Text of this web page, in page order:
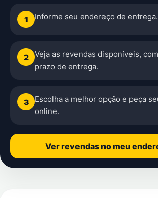
1 Informe seu endereço de entrega.
2
Veja as revendas disponíveis,
prazo de entrega.
3
Escolha a melhor opção e peça
online.
Ver revendas no meu